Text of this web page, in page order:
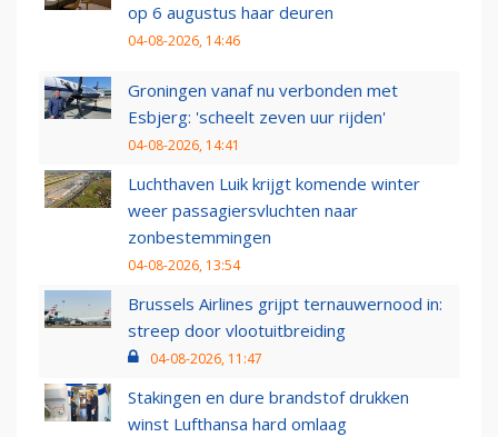
op 6 augustus haar deuren
04-08-2026, 14:46
Groningen vanaf nu verbonden met
Esbjerg: 'scheelt zeven uur rijden'
04-08-2026, 14:41
Luchthaven Luik krijgt komende winter
weer passagiersvluchten naar
zonbestemmingen
04-08-2026, 13:54
Brussels Airlines grijpt ternauwernood in:
streep door vlootuitbreiding
04-08-2026, 11:47
Stakingen en dure brandstof drukken
winst Lufthansa hard omlaag